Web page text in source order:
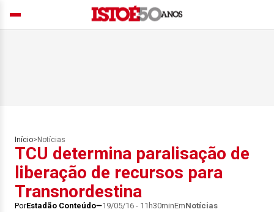
Início> Notícias
TCU determina paralisação de
liberação de recursos para
Transnordestina
PorEstadão Conteúdo 19/05/16 - 11h30minEmNotícias